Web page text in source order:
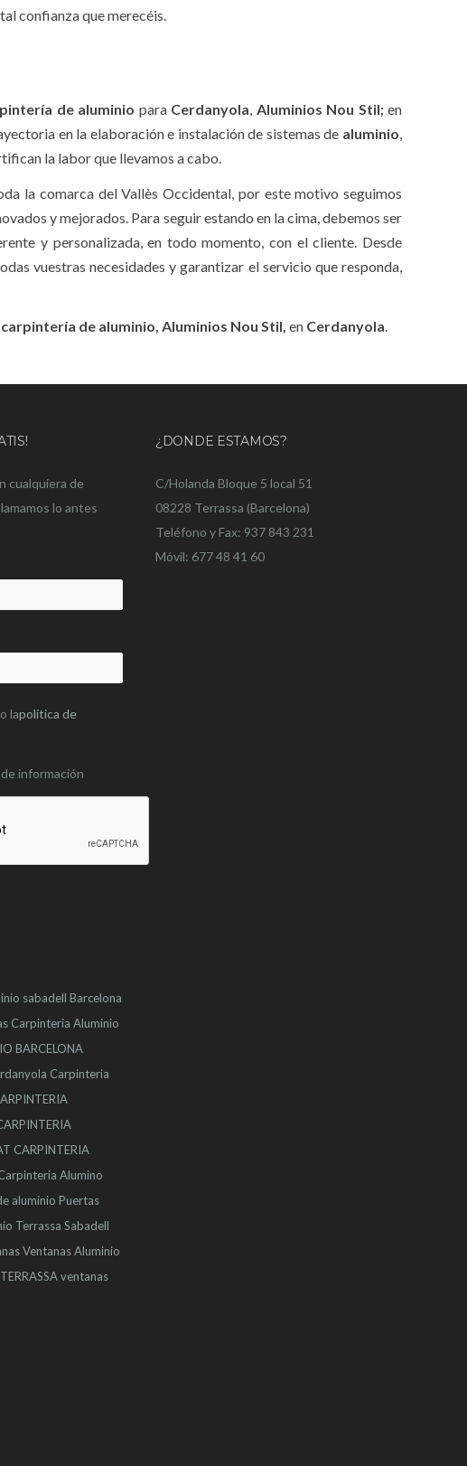
confianza que merecéis.
de aluminio para Cerdanyola, Aluminios Nou Stil; en
en la elaboración e instalación de sistemas de aluminio,
la labor que llevamos a cabo.
la comarca del Vallès Occidental, por este motivo seguimos
y mejorados. Para seguir estando en la cima, debemos ser
y personalizada, en todo momento, con el cliente. Desde
vuestras necesidades y garantizar el servicio que responda,
carpintería de aluminio, Aluminios Nou Stil, en Cerdanyola.
cualquiera de
lo antes
lapolítica de
información
sabadell Barcelona
Carpinteria Aluminio
BARCELONA
Carpinteria
CARPINTERIA
Alumino
aluminio Puertas
Terrassa Sabadell
Ventanas Aluminio
ventanas
¿DONDE ESTAMOS?
C/Holanda Bloque 5 local 51
08228 Terrassa (Barcelona)
Teléfono y Fax: 937 843 231
Móvil: 677 48 41 60